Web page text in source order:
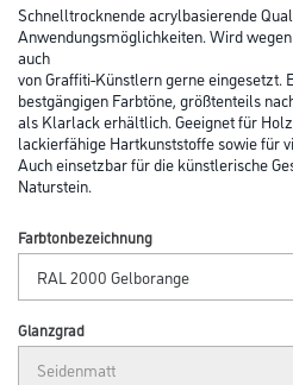
Schnelltrocknende acrylbasierende
Anwendungsmöglichkeiten. Wird
auch
von Graffiti-Künstlern gerne eingesetzt.
bestgängigen Farbtöne, größtenteils
als Klarlack erhältlich. Geeignet für
lackierfähige Hartkunststoffe sowie für
Auch einsetzbar für die künstlerische
Naturstein.
Farbtonbezeichnung
Glanzgrad